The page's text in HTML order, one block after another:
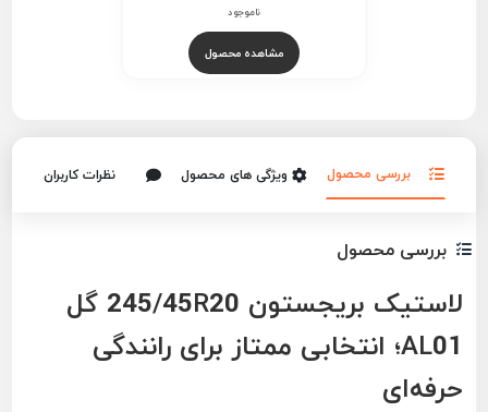
ناموجود
مشاهده محصول
بررسی محصول ویژگی های محصول نظرات کاربران
بررسی محصول
لاستیک بریجستون 245/45R20 گل
AL01؛ انتخابی ممتاز برای رانندگی
حرفه‌ای